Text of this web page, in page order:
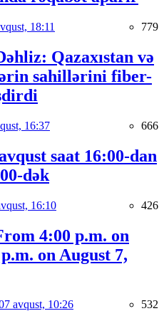
18:11 779
Qazaxıstan və
sahillərini fiber-
16:37 666
saat 16:00-dan
dək
16:10 426
4:00 p.m. on
on August 7,
avqust, 10:26 532